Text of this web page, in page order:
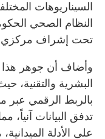
السيناريوهات
النظام الصحي
تحت إشراف مركزي
وأضاف أن جوهر هذا
البشرية والتقنية،
بالربط الرقمي عبر
تدفق البيانات آنياً،
على الأدلة